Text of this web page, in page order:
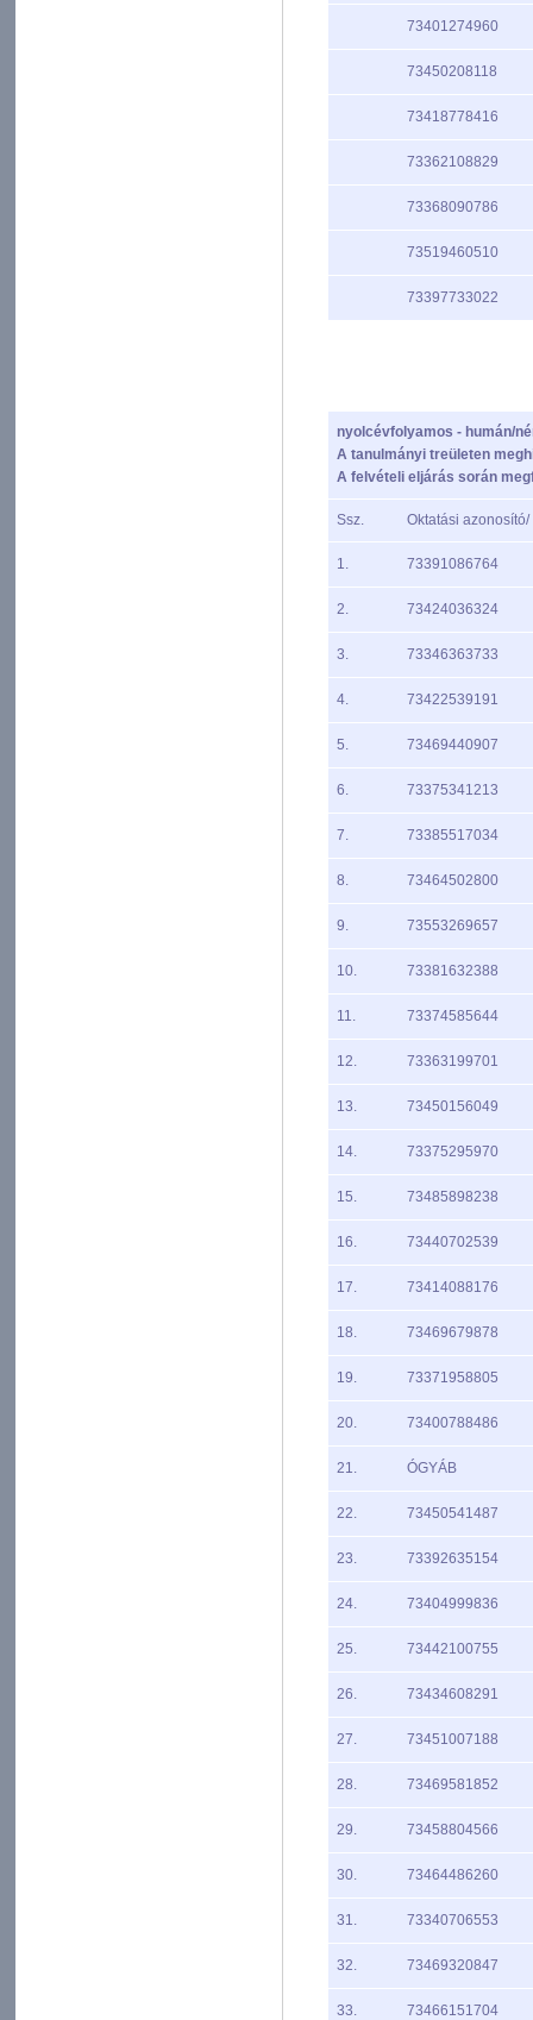
73401274960
73450208118
73418778416
73362108829
73368090786
73519460510
73397733022
nyolcévfolyamos - humán/
A tanulmányi treületen
A felvételi eljárás során
Ssz. Oktatási
1. 73391086764
2. 73424036324
3. 73346363733
4. 73422539191
5. 73469440907
6. 73375341213
7. 73385517034
8. 73464502800
9. 73553269657
10. 73381632388
11. 73374585644
12. 73363199701
13. 73450156049
14. 73375295970
15. 73485898238
16. 73440702539
17. 73414088176
18. 73469679878
19. 73371958805
20. 73400788486
21. ÓGYÁB
22. 73450541487
23. 73392635154
24. 73404999836
25. 73442100755
26. 73434608291
27. 73451007188
28. 73469581852
29. 73458804566
30. 73464486260
31. 73340706553
32. 73469320847
33. 73466151704